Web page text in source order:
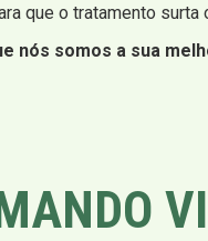
que o tratamento
nós somos a sua